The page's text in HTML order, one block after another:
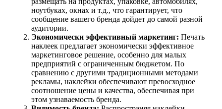
ноутбуках, окнах и т.д., что гарантирует, что
сообщение вашего бренда дойдет до самой разной
аудитории.
Экономически эффективный маркетинг: Печать
наклеек предлагает экономически эффективное
маркетинговое решение, особенно для малых
предприятий с ограниченным бюджетом. По
сравнению с другими традиционными методами
рекламы, наклейки обеспечивают превосходное
соотношение цены и качества, обеспечивая при
этом узнаваемость бренда.